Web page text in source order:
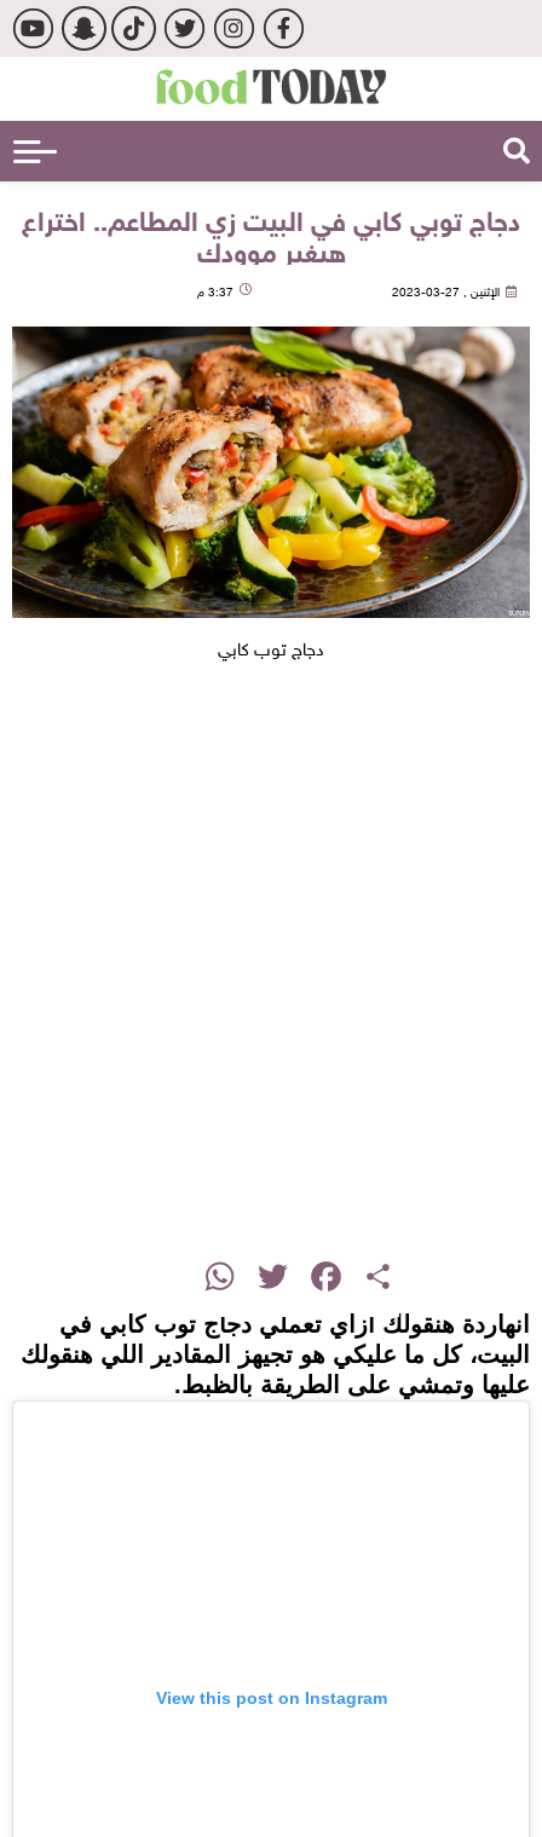
دجاج توبي كابي في البيت زي المطاعم.. اختراع
هيغير موودك
الإثنين , 27-03-2023 3:37 م
دجاج توب كابي
Share
Facebook
Twitter
WhatsApp
انهاردة هنقولك ازاي تعملي دجاج توب كابي في
البيت، كل ما عليكي هو تجيهز المقادير اللي هنقولك
عليها وتمشي على الطريقة بالظبط.
View this post on Instagram